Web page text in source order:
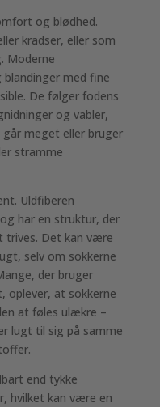
og blødhed.
kradser, eller som
Moderne
med fine
De følger fodens
og vabler,
meget eller bruger
stramme
Uldfiberen
har en struktur, der
trives. Det kan være
selv om sokkerne
der bruger
oplever, at sokkerne
at føles ulækre –
lugt til sig på samme
end tykke
hvilket kan være en